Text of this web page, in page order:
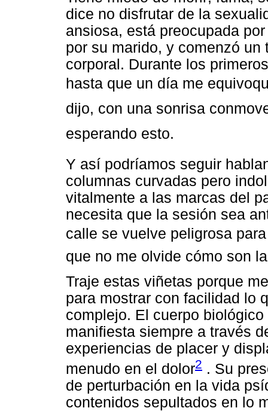
dice no disfrutar de la
ansiosa, está preocupada
por su marido, y comenzó
corporal. Durante los
hasta que un día me
dijo, con una sonrisa
esperando esto.
Y así podríamos seguir
columnas curvadas pero
vitalmente a las marcas del
necesita que la sesión sea
calle se vuelve peligrosa
que no me olvide cómo son
Traje estas viñetas porque
para mostrar con facilidad lo
complejo. El cuerpo
manifiesta siempre a través
experiencias de placer y
menudo en el dolor2 . Su
de perturbación en la vida
contenidos sepultados en lo